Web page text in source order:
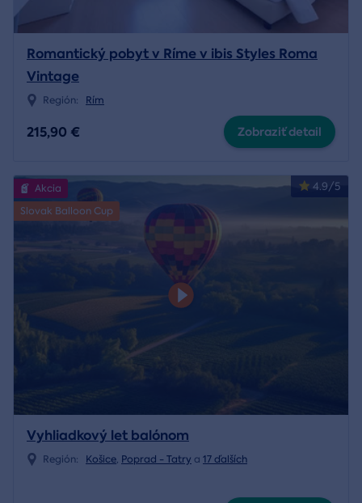
Romantický pobyt v Ríme v ibis Styles Roma
Vintage
Región: Rím
215,90 € Zobraziť detail
4.9/5
Akcia
Slovak Balloon Cup
Vyhliadkový let balónom
Región: Košice, Poprad - Tatry a 17 ďalších